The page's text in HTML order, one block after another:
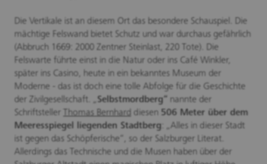
Die Vertikale ist an diesem Ort das besondere Schauspiel. Die
mächtige Felswand bietet Schutz und war durchaus gefährlich
(Abbruch 1669: 2000 Zentner Steinlast, 220 Tote). Die
Felswarte führte einst in die Natur oder ins Café Winkler,
später ins Casino, heute in ein bekanntes Museum der
Moderne - das ist doch eine tolle Abfolge für die Geschichte
der Zivilgesellschaft. „Selbstmordberg“ nannte der
Schriftsteller
Thomas Bernhard diesen 506 Meter über dem
Meeresspiegel liegenden Stadtberg : „Alles in dieser Stadt
ist gegen das Schöpferische“, so der Salzburger Literat.
Allerdings das Technische und die Musen haben über der